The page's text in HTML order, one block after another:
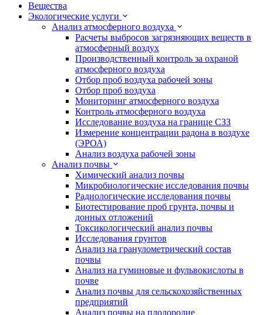
Вещества
Экологические услуги
Анализ атмосферного воздуха
Расчеты выбросов загрязняющих веществ в
атмосферный воздух
Производственный контроль за охраной
атмосферного воздуха
Отбор проб воздуха рабочей зоны
Отбор проб воздуха
Мониторинг атмосферного воздуха
Контроль атмосферного воздуха
Исследование воздуха на границе СЗЗ
Измерение концентрации радона в воздухе
(ЭРОА)
Анализ воздуха рабочей зоны
Анализ почвы
Химический анализ почвы
Микробиологические исследования почвы
Радиологические исследования почвы
Биотестирование проб грунта, почвы и
донных отложений
Токсикологический анализ почвы
Исследования грунтов
Анализ на гранулометрический состав
почвы
Анализ на гуминовые и фульвокислоты в
почве
Анализ почвы для сельскохозяйственных
предприятий
Анализ почвы на плодородие